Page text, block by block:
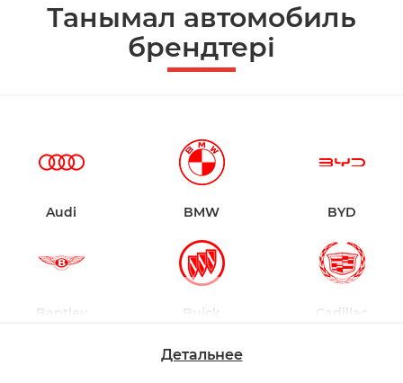
Танымал автомобиль
брендтері
Audi BMW BYD
Bentley Buick Cadillac
Детальнее